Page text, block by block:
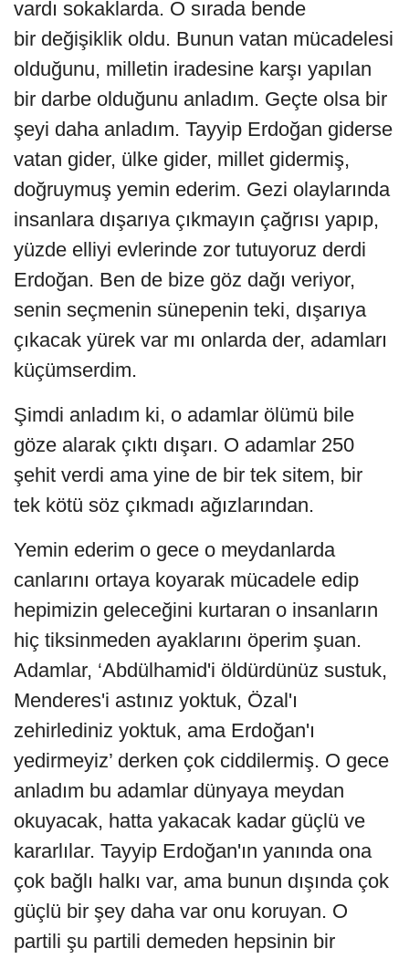
vardı sokaklarda. O sırada bende
bir değişiklik oldu. Bunun vatan mücadelesi
olduğunu, milletin iradesine karşı yapılan
bir darbe olduğunu anladım. Geçte olsa bir
şeyi daha anladım. Tayyip Erdoğan giderse
vatan gider, ülke gider, millet gidermiş,
doğruymuş yemin ederim. Gezi olaylarında
insanlara dışarıya çıkmayın çağrısı yapıp,
yüzde elliyi evlerinde zor tutuyoruz derdi
Erdoğan. Ben de bize göz dağı veriyor,
senin seçmenin sünepenin teki, dışarıya
çıkacak yürek var mı onlarda der, adamları
küçümserdim.
Şimdi anladım ki, o adamlar ölümü bile
göze alarak çıktı dışarı. O adamlar 250
şehit verdi ama yine de bir tek sitem, bir
tek kötü söz çıkmadı ağızlarından.
Yemin ederim o gece o meydanlarda
canlarını ortaya koyarak mücadele edip
hepimizin geleceğini kurtaran o insanların
hiç tiksinmeden ayaklarını öperim şuan.
Adamlar, ‘Abdülhamid'i öldürdünüz sustuk,
Menderes'i astınız yoktuk, Özal'ı
zehirlediniz yoktuk, ama Erdoğan'ı
yedirmeyiz’ derken çok ciddilermiş. O gece
anladım bu adamlar dünyaya meydan
okuyacak, hatta yakacak kadar güçlü ve
kararlılar. Tayyip Erdoğan'ın yanında ona
çok bağlı halkı var, ama bunun dışında çok
güçlü bir şey daha var onu koruyan. O
partili şu partili demeden hepsinin bir